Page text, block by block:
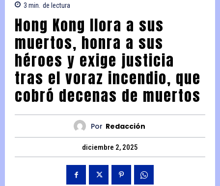
3 min. de lectura
Hong Kong llora a sus
muertos, honra a sus
héroes y exige justicia
tras el voraz incendio, que
cobró decenas de muertos
Por Redacción
diciembre 2, 2025